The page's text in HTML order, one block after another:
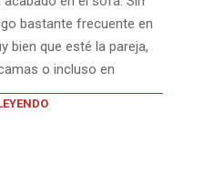
bastante frecuente en
bien que esté la pareja,
o incluso en